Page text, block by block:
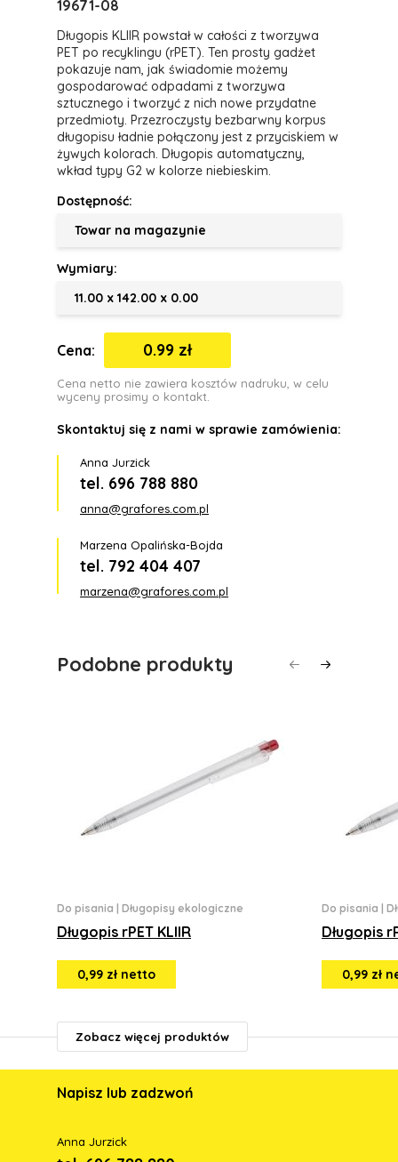
19671-08
Długopis KLIIR powstał w całości z tworzywa
PET po recyklingu (rPET). Ten prosty gadżet
pokazuje nam, jak świadomie możemy
gospodarować odpadami z tworzywa
sztucznego i tworzyć z nich nowe przydatne
przedmioty. Przezroczysty bezbarwny korpus
długopisu ładnie połączony jest z przyciskiem w
żywych kolorach. Długopis automatyczny,
wkład typy G2 w kolorze niebieskim.
Dostępność:
Towar na magazynie
Wymiary:
11.00 x 142.00 x 0.00
Cena: 0.99 zł
Cena netto nie zawiera kosztów nadruku, w celu
wyceny prosimy o kontakt.
Skontaktuj się z nami w sprawie zamówienia:
Anna Jurzick
tel. 696 788 880
anna@grafores.com.pl
Marzena Opalińska-Bojda
tel. 792 404 407
marzena@grafores.com.pl
Podobne produkty
Do pisania Długopisy ekologiczne
Długopis rPET KLIIR
0,99 zł netto
Do pisania
Długopis
0,99 zł
Zobacz więcej produktów
Napisz lub zadzwoń
Anna Jurzick